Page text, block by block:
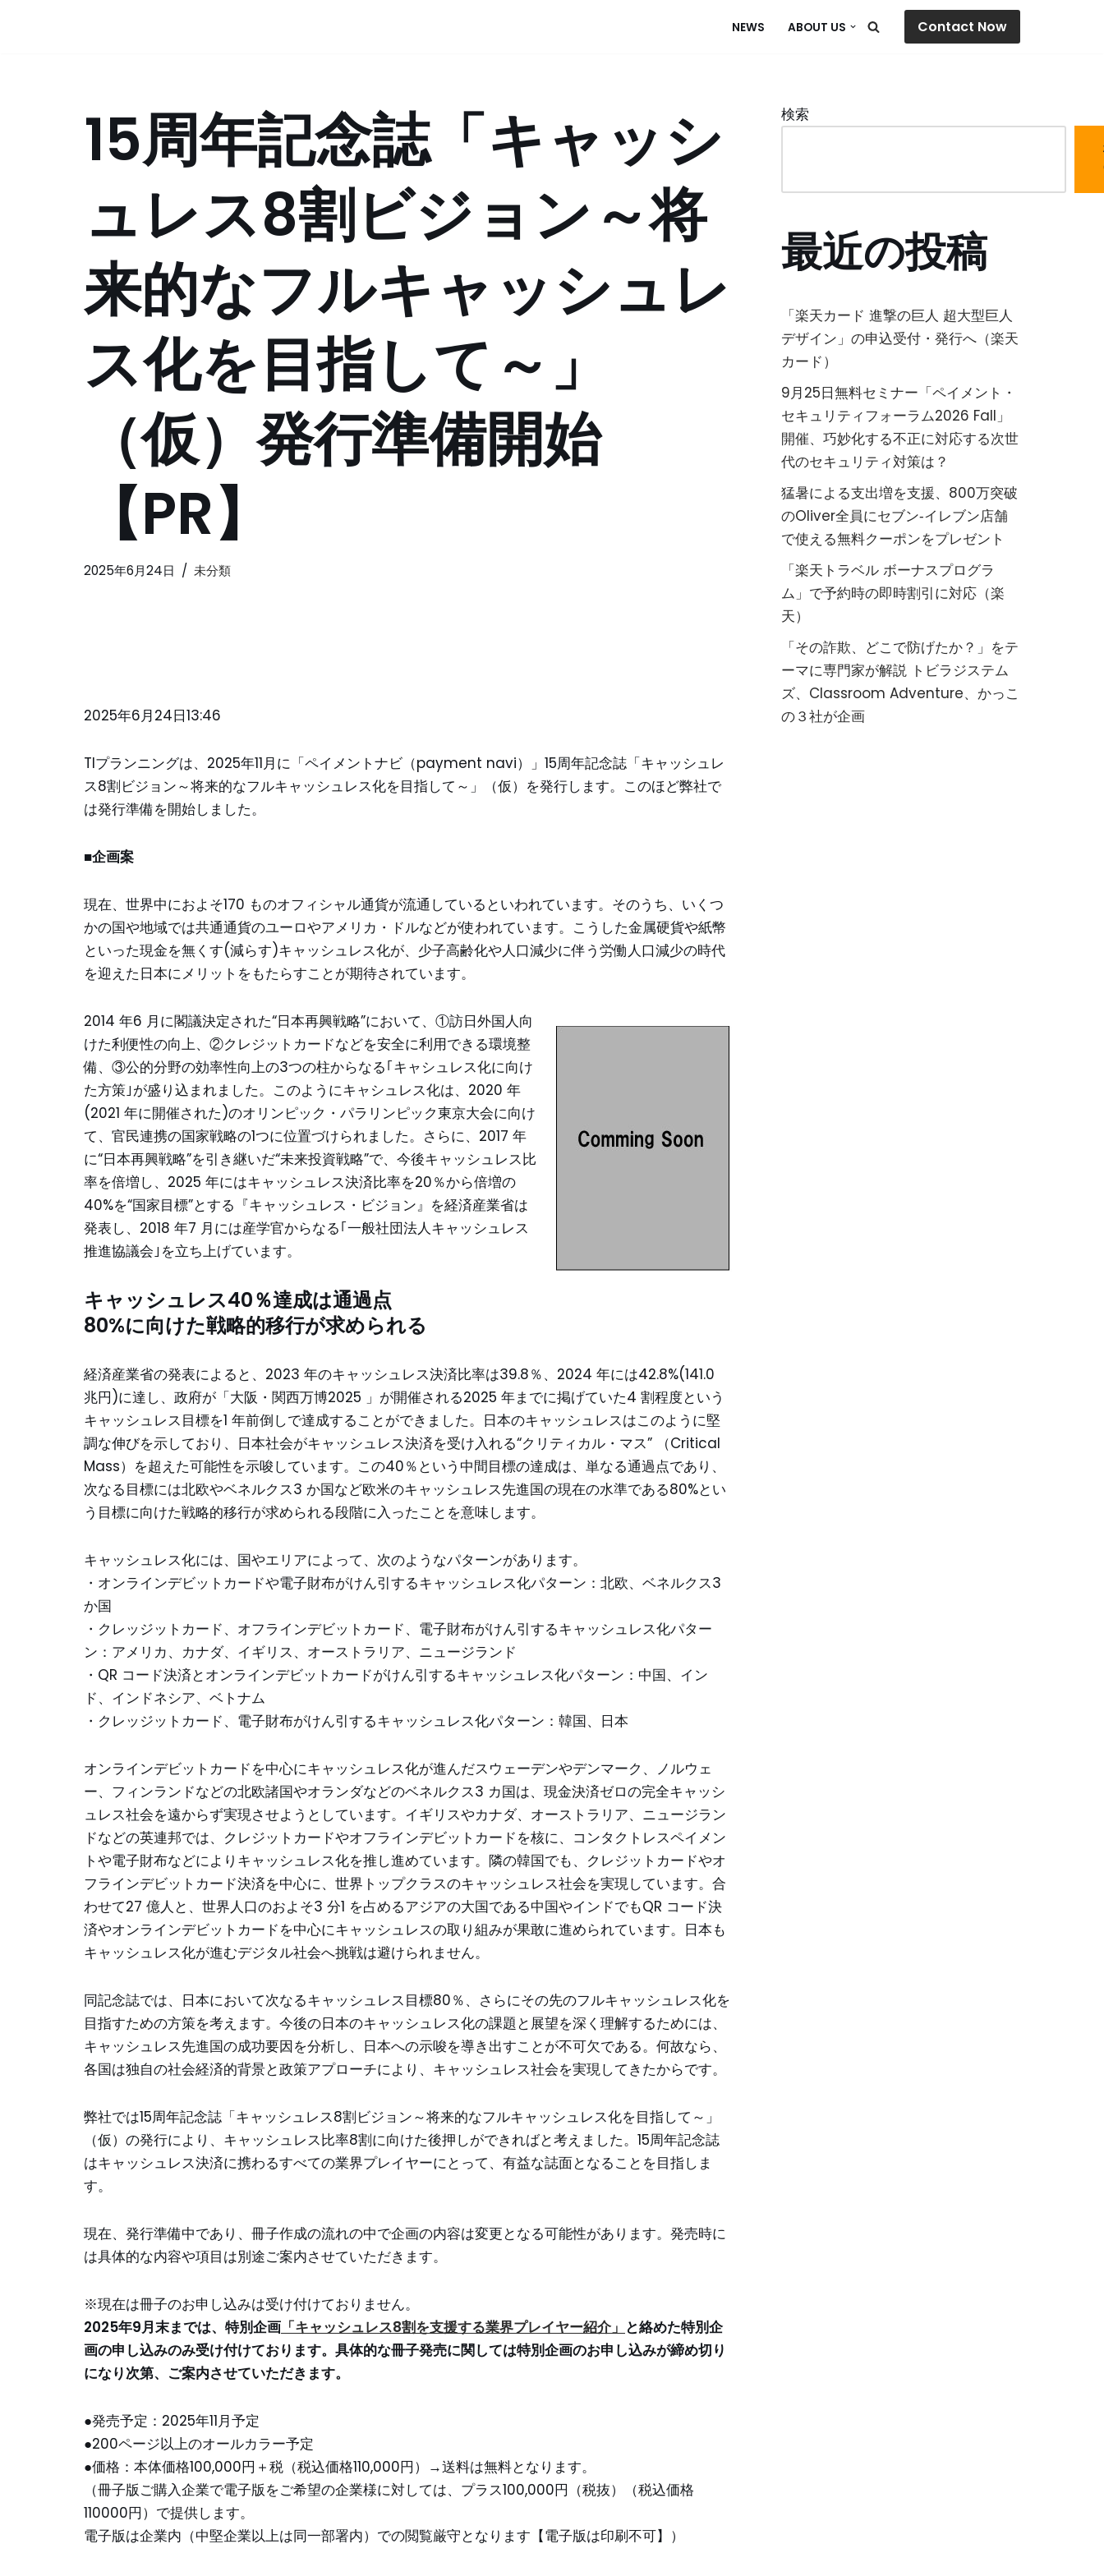
NEWS ABOUT US Contact Now
15周年記念誌「キャッシ
ュレス8割ビジョン～将
来的なフルキャッシュレ
ス化を目指して～」
（仮）発行準備開始
【PR】
2025年6月24日 未分類
2025年6月24日13:46
TIプランニングは、2025年11月に「ペイメントナビ（payment navi）」15周年記念誌「キャッシュレ
ス8割ビジョン～将来的なフルキャッシュレス化を目指して～」（仮）を発行します。このほど弊社で
は発行準備を開始しました。
■企画案
現在、世界中におよそ170 ものオフィシャル通貨が流通しているといわれています。そのうち、いくつ
かの国や地域では共通通貨のユーロやアメリカ・ドルなどが使われています。こうした金属硬貨や紙幣
といった現金を無くす(減らす)キャッシュレス化が、少子高齢化や人口減少に伴う労働人口減少の時代
を迎えた日本にメリットをもたらすことが期待されています。
2014 年6 月に閣議決定された“日本再興戦略”において、①訪日外国人向
けた利便性の向上、②クレジットカードなどを安全に利用できる環境整
備、③公的分野の効率性向上の3つの柱からなる｢キャシュレス化に向け
た方策｣が盛り込まれました。このようにキャシュレス化は、2020 年
(2021 年に開催された)のオリンピック・パラリンピック東京大会に向け
て、官民連携の国家戦略の1つに位置づけられました。さらに、2017 年
に“日本再興戦略”を引き継いだ“未来投資戦略”で、今後キャッシュレス比
率を倍増し、2025 年にはキャッシュレス決済比率を20％から倍増の
40%を“国家目標”とする『キャッシュレス・ビジョン』を経済産業省は
発表し、2018 年7 月には産学官からなる｢一般社団法人キャッシュレス
推進協議会｣を立ち上げています。
キャッシュレス40％達成は通過点
80%に向けた戦略的移行が求められる
経済産業省の発表によると、2023 年のキャッシュレス決済比率は39.8％、2024 年には42.8%(141.0
兆円)に達し、政府が「大阪・関西万博2025 」が開催される2025 年までに掲げていた4 割程度という
キャッシュレス目標を1 年前倒しで達成することができました。日本のキャッシュレスはこのように堅
調な伸びを示しており、日本社会がキャッシュレス決済を受け入れる“クリティカル・マス” （Critical
Mass）を超えた可能性を示唆しています。この40％という中間目標の達成は、単なる通過点であり、
次なる目標には北欧やベネルクス3 か国など欧米のキャッシュレス先進国の現在の水準である80%とい
う目標に向けた戦略的移行が求められる段階に入ったことを意味します。
キャッシュレス化には、国やエリアによって、次のようなパターンがあります。
・オンラインデビットカードや電子財布がけん引するキャッシュレス化パターン：北欧、ベネルクス3
か国
・クレッジットカード、オフラインデビットカード、電子財布がけん引するキャッシュレス化パター
ン：アメリカ、カナダ、イギリス、オーストラリア、ニュージランド
・QR コード決済とオンラインデビットカードがけん引するキャッシュレス化パターン：中国、イン
ド、インドネシア、ベトナム
・クレッジットカード、電子財布がけん引するキャッシュレス化パターン：韓国、日本
オンラインデビットカードを中心にキャッシュレス化が進んだスウェーデンやデンマーク、ノルウェ
ー、フィンランドなどの北欧諸国やオランダなどのベネルクス3 カ国は、現金決済ゼロの完全キャッシ
ュレス社会を遠からず実現させようとしています。イギリスやカナダ、オーストラリア、ニュージラン
ドなどの英連邦では、クレジットカードやオフラインデビットカードを核に、コンタクトレスペイメン
トや電子財布などによりキャッシュレス化を推し進めています。隣の韓国でも、クレジットカードやオ
フラインデビットカード決済を中心に、世界トップクラスのキャッシュレス社会を実現しています。合
わせて27 億人と、世界人口のおよそ3 分1 を占めるアジアの大国である中国やインドでもQR コード決
済やオンラインデビットカードを中心にキャッシュレスの取り組みが果敢に進められています。日本も
キャッシュレス化が進むデジタル社会へ挑戦は避けられません。
同記念誌では、日本において次なるキャッシュレス目標80％、さらにその先のフルキャッシュレス化を
目指すための方策を考えます。今後の日本のキャッシュレス化の課題と展望を深く理解するためには、
キャッシュレス先進国の成功要因を分析し、日本への示唆を導き出すことが不可欠である。何故なら、
各国は独自の社会経済的背景と政策アプローチにより、キャッシュレス社会を実現してきたからです。
弊社では15周年記念誌「キャッシュレス8割ビジョン～将来的なフルキャッシュレス化を目指して～」
（仮）の発行により、キャッシュレス比率8割に向けた後押しができればと考えました。15周年記念誌
はキャッシュレス決済に携わるすべての業界プレイヤーにとって、有益な誌面となることを目指しま
す。
現在、発行準備中であり、冊子作成の流れの中で企画の内容は変更となる可能性があります。発売時に
は具体的な内容や項目は別途ご案内させていただきます。
※現在は冊子のお申し込みは受け付けておりません。
2025年9月末までは、特別企画 「キャッシュレス8割を支援する業界プレイヤー紹介」 と絡めた特別企
画の申し込みのみ受け付けております。具体的な冊子発売に関しては特別企画のお申し込みが締め切り
になり次第、ご案内させていただきます。
●発売予定：2025年11月予定
●200ページ以上のオールカラー予定
●価格：本体価格100,000円＋税（税込価格110,000円）→送料は無料となります。
（冊子版ご購入企業で電子版をご希望の企業様に対しては、プラス100,000円（税抜）（税込価格
110000円）で提供します。
電子版は企業内（中堅企業以上は同一部署内）での閲覧厳守となります【電子版は印刷不可】）
検索
最近の投稿
「楽天カード 進撃の巨人 超大型巨人
デザイン」の申込受付・発行へ（楽天
カード）
9月25日無料セミナー「ペイメント・
セキュリティフォーラム2026 Fall」
開催、巧妙化する不正に対応する次世
代のセキュリティ対策は？
猛暑による支出増を支援、800万突破
のOliver全員にセブン‐イレブン店舗
で使える無料クーポンをプレゼント
「楽天トラベル ボーナスプログラ
ム」で予約時の即時割引に対応（楽
天）
「その詐欺、どこで防げたか？」をテ
ーマに専門家が解説 トビラジステム
ズ、Classroom Adventure、かっこ
の３社が企画